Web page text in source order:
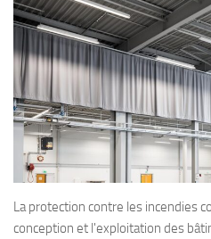
La protection contre les incendies
conception et l'exploitation des